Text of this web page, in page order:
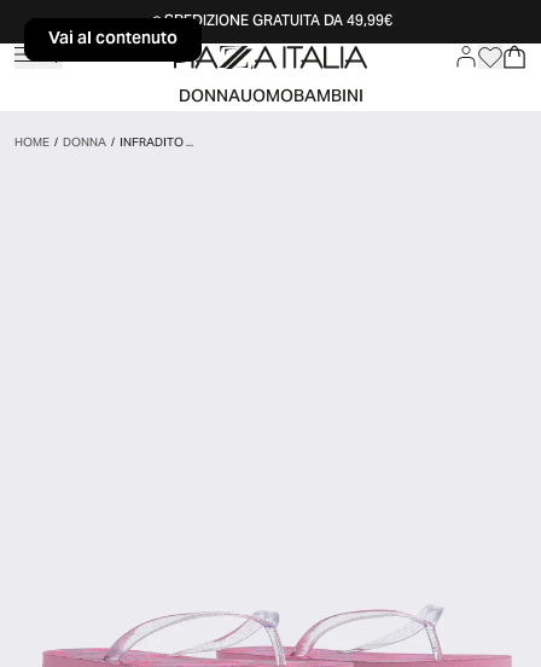
Vai al contenutoSPEDIZIONE GRATUITA DA 49,99€
DONNAUOMOBAMBINI
HOME/DONNA/ INFRADITO ...
Vai al contenuto